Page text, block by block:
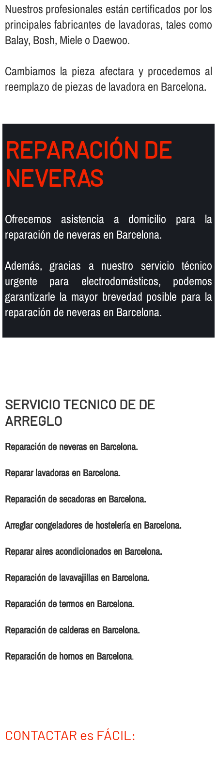
Nuestros profesionales están certificados por los
principales fabricantes de lavadoras, tales como
Balay, Bosh, Miele o Daewoo.
Cambiamos la pieza afectara y procedemos al
reemplazo de piezas de lavadora en Barcelona.
REPARACIÓN DE
NEVERAS
Ofrecemos asistencia a domicilio para la
reparación de neveras en Barcelona.
Además, gracias a nuestro servicio técnico
urgente para electrodomésticos, podemos
garantizarle la mayor brevedad posible para la
reparación de neveras en Barcelona.
SERVICIO TECNICO DE DE
ARREGLO
Reparación de neveras en Barcelona.
Reparar lavadoras en Barcelona.
Reparación de secadoras en Barcelona.
Arreglar congeladores de hostelerí­a en Barcelona.
Reparar aires acondicionados en Barcelona.
Reparación de lavavajillas en Barcelona.
Reparación de termos en Barcelona.
Reparación de calderas en Barcelona.
Reparación de hornos en Barcelona.
CONTACTAR es FÁCIL: